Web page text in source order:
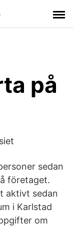
på
sedan
företaget.
aktivt sedan
i Karlstad
om